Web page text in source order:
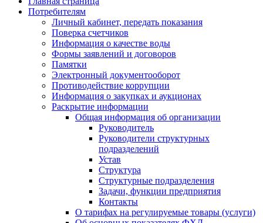
Потребителям
Личный кабинет, передать показания
Поверка счетчиков
Информация о качестве воды
Формы заявлений и договоров
Памятки
Электронный документооборот
Противодействие коррупции
Информация о закупках и аукционах
Раскрытие информации
Общая информация об организации
Руководитель
Руководители структурных
подразделений
Устав
Структура
Структурные подразделения
Задачи, функции предприятия
Контакты
О тарифах на регулируемые товары (услуги)